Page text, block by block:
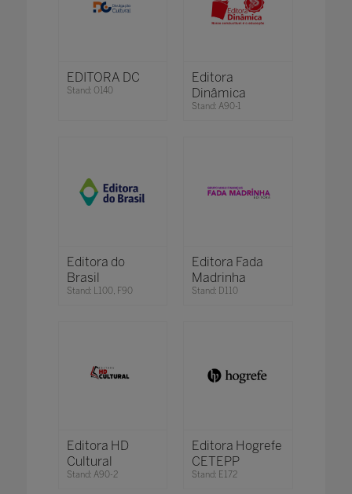
EDITORA DC
Stand: O140
Editora
Dinâmica
Stand: A90-1
Editora do
Brasil
Stand: L100, F90
Editora Fada
Madrinha
Stand: D110
Editora HD
Cultural
Stand: A90-2
Editora Hogrefe
CETEPP
Stand: E172